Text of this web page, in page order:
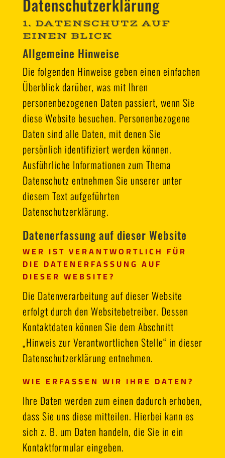
Datenschutz­erklärung
1. DATENSCHUTZ AUF
EINEN BLICK
Allgemeine Hinweise
Die folgenden Hinweise geben einen einfachen
Überblick darüber, was mit Ihren
personenbezogenen Daten passiert, wenn Sie
diese Website besuchen. Personenbezogene
Daten sind alle Daten, mit denen Sie
persönlich identifiziert werden können.
Ausführliche Informationen zum Thema
Datenschutz entnehmen Sie unserer unter
diesem Text aufgeführten
Datenschutzerklärung.
Datenerfassung auf dieser Website
WER IST VERANTWORTLICH FÜR
DIE DATENERFASSUNG AUF
DIESER WEBSITE?
Die Datenverarbeitung auf dieser Website
erfolgt durch den Websitebetreiber. Dessen
Kontaktdaten können Sie dem Abschnitt
„Hinweis zur Verantwortlichen Stelle“ in dieser
Datenschutzerklärung entnehmen.
WIE ERFASSEN WIR IHRE DATEN?
Ihre Daten werden zum einen dadurch erhoben,
dass Sie uns diese mitteilen. Hierbei kann es
sich z. B. um Daten handeln, die Sie in ein
Kontaktformular eingeben.